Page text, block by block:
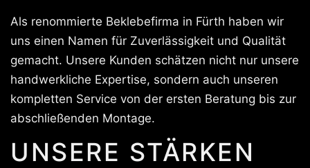
Als renommierte Beklebefirma in Fürth haben wir
uns einen Namen für Zuverlässigkeit und Qualität
gemacht. Unsere Kunden schätzen nicht nur unsere
handwerkliche Expertise, sondern auch unseren
kompletten Service von der ersten Beratung bis zur
abschließenden Montage.
UNSERE STÄRKEN